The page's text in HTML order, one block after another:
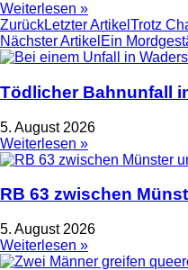
Weiterlesen »
ZurückLetzter Artikel Trotz
Nächster Artikel Ein
Tödlicher Bahnunfall
5. August 2026
Weiterlesen »
RB 63 zwischen
5. August 2026
Weiterlesen »